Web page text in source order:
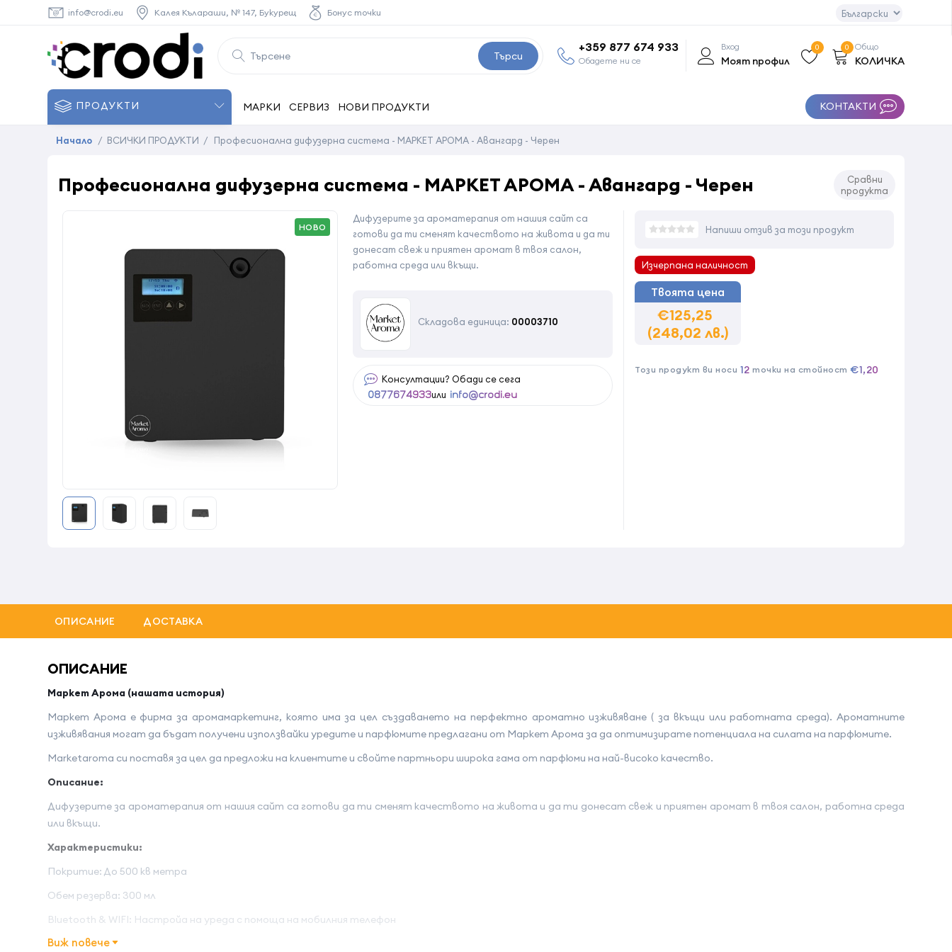
info@crodi.eu Калея Кълараши, № 147, Букурещ Бонус точки
Търси
+359 877 674 933
Обадете ни се
Вход
Моят профил
0 Общо
КОЛИЧКА
0
ПРОДУКТИ МАРКИ СЕРВИЗ НОВИ ПРОДУКТИ КОНТАКТИ
Начало / ВСИЧКИ ПРОДУКТИ / Професионална дифузерна система - МАРКЕТ АРОМА - Авангард - Черен
Професионална дифузерна система - МАРКЕТ АРОМА - Авангард - Черен
Сравни
продукта
НОВО
Дифузерите за ароматерапия от нашия сайт са
готови да ти сменят качеството на живота и да ти
донесат свеж и приятен аромат в твоя салон,
работна среда или вкъщи.
Складова единица: 00003710
Консултации? Обади се сега
0877674933или info@crodi.eu
Напиши отзив за този продукт
Изчерпана наличност
Твоята цена
€125,25
(248,02 лв.)
Този продукт ви носи 12 точки на стойност€1,20
ОПИСАНИЕ ДОСТАВКА
ОПИСАНИЕ
Маркет Арома (нашата история)
Маркет Арома е фирма за аромамаркетинг, която има за цел създаването на перфектно ароматно изживяване ( за вкъщи или работната среда). Ароматните
изживявания могат да бъдат получени използвайки уредите и парфюмите предлагани от Маркет Арома за да оптимизирате потенциала на силата на парфюмите.
Marketaroma си поставя за цел да предложи на клиентите и свойте партньори широка гама от парфюми на най-високо качество.
Описание:
Дифузерите за ароматерапия от нашия сайт са готови да ти сменят качеството на живота и да ти донесат свеж и приятен аромат в твоя салон, работна среда
или вкъщи.
Характеристики:
Покритие: До 500 кв метра
Обем резерва: 300 мл
Bluetooth & WIFI: Настройа на уреда с помоща на мобилния телефон
Автоматично програмиране: Да
Виж повече